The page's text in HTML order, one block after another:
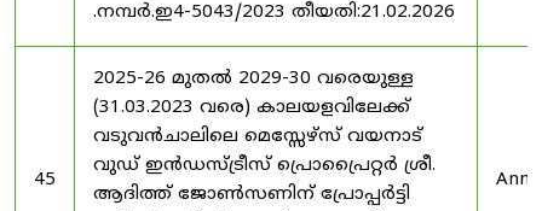
.നമ്പർ.ഇ4-5043/2023 തീയതി:21.02.2026
45
2025-26 മുതൽ 2029-30 വരെയുള്ള
(31.03.2023 വരെ) കാലയളവിലേക്ക്
വടുവൻചാലിലെ മെസ്സേഴ്സ് വയനാട്
വുഡ് ഇൻഡസ്ട്രീസ് പ്രൊപ്രൈറ്റർ ശ്രീ.
ആദിത്ത് ജോൺസണിന് പ്രോപ്പർട്ടി